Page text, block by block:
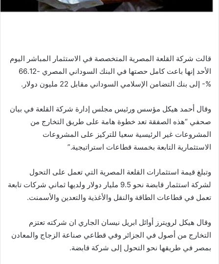
قالت شركة القلعة المصرية المتخصصة في الاستثمار المباشر اليوم
الأحد إنها باعت كامل حصتها في البنك السوداني المصري -66.12
%- إلى بنك التضامن الإسلامي السوداني مقابل 22 مليون دولار.
وقال أحمد هيكل مؤسس ورئيس مجلس إدارة شركة القلعة في بيان
صحفي “هذه الصفقة تعد خطوة هامة على طريق التخارج من
المشروعات غير الرئيسية سعيا للتركيز على المشروعات
الاستثمارية التابعة بخمسة قطاعات استراتيجية.”
وتبلغ قيمة استثمارات القلعة المصرية التي تعمل على التحول
لشركة استثمار قابضة نحو 9.5 مليار دولار ولديها ثماني شركات تابعة
تعمل في قطاعات الطاقة والنقل والأغذية والتعدين والأسمنت.
وقال هيكل لرويترز أوائل ابريل نيسان الجاري ان شركته تعتزم
التخارج من أصول في الجزائر وفي قطاعي صناعة الزجاج والمعادن
بمصر في طريقها نحو التحول إلى شركة قابضة.